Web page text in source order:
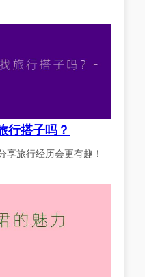
行搭子吗？
享旅行经历会更有趣！